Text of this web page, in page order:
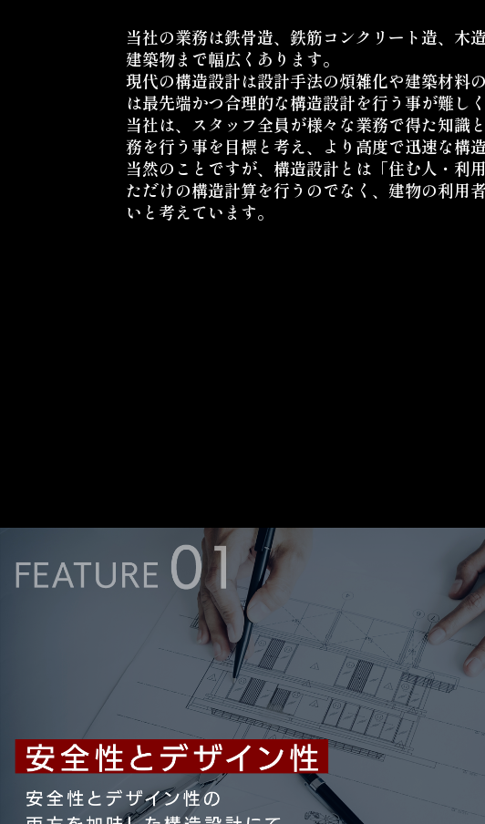
当社の業務は鉄骨造、鉄筋コンクリート造、木
建築物まで幅広くあります。
現代の構造設計は設計手法の煩雑化や建築材料
は最先端かつ合理的な構造設計を行う事が難し
当社は、スタッフ全員が様々な業務で得た知識
務を行う事を目標と考え、より高度で迅速な構
当然のことですが、構造設計とは「住む人・利
ただけの構造計算を行うのでなく、建物の利用
いと考えています。